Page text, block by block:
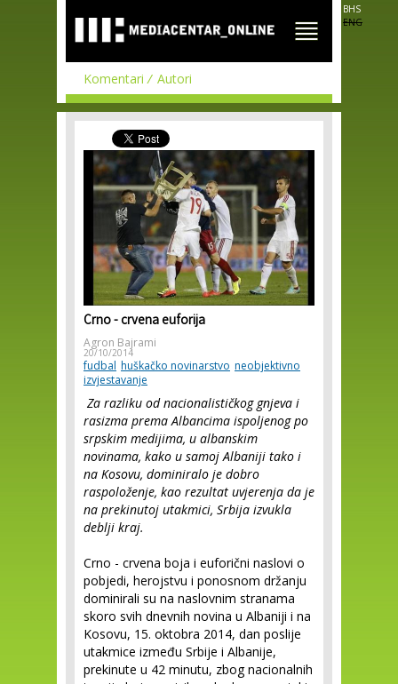
main
content
BHS
ENG
Komentari Autori
Crno - crvena euforija
Agron Bajrami
20/10/2014
fudbal huškačko novinarstvo neobjektivno
izvjestavanje
Za razliku od nacionalističkog gnjeva i
rasizma prema Albancima ispoljenog po
srpskim medijima, u albanskim
novinama, kako u samoj Albaniji tako i
na Kosovu, dominiralo je dobro
raspoloženje, kao rezultat uvjerenja da je
na prekinutoj utakmici, Srbija izvukla
deblji kraj.
Crno - crvena boja i euforični naslovi o
pobjedi, herojstvu i ponosnom držanju
dominirali su na naslovnim stranama
skoro svih dnevnih novina u Albaniji i na
Kosovu, 15. oktobra 2014, dan poslije
utakmice između Srbije i Albanije,
prekinute u 42 minutu, zbog nacionalnih